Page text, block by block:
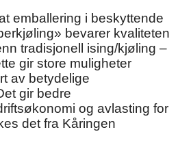
emballering i beskyttende
bevarer kvaliteten
tradisjonell ising/kjøling –
gir store muligheter
av betydelige
gir bedre
og avlasting for
det fra Kåringen